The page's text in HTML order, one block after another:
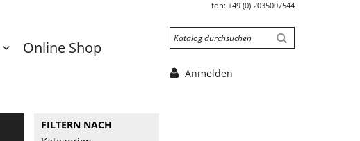
fon: +49 (0) 2035007544
Online Shop
Anmelden
FILTERN NACH